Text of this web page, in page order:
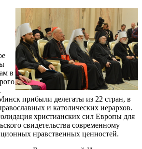
в
прибыли делегаты из 22 стран, в
и католических иерархов.
христианских сил Европы для
свидетельства современному
нравственных ценностей.